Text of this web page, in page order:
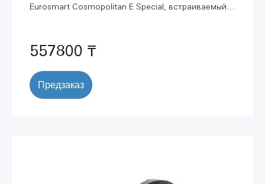
Eurosmart Cosmopolitan E Special, встраиваемый
557800 ₸
Предзаказ